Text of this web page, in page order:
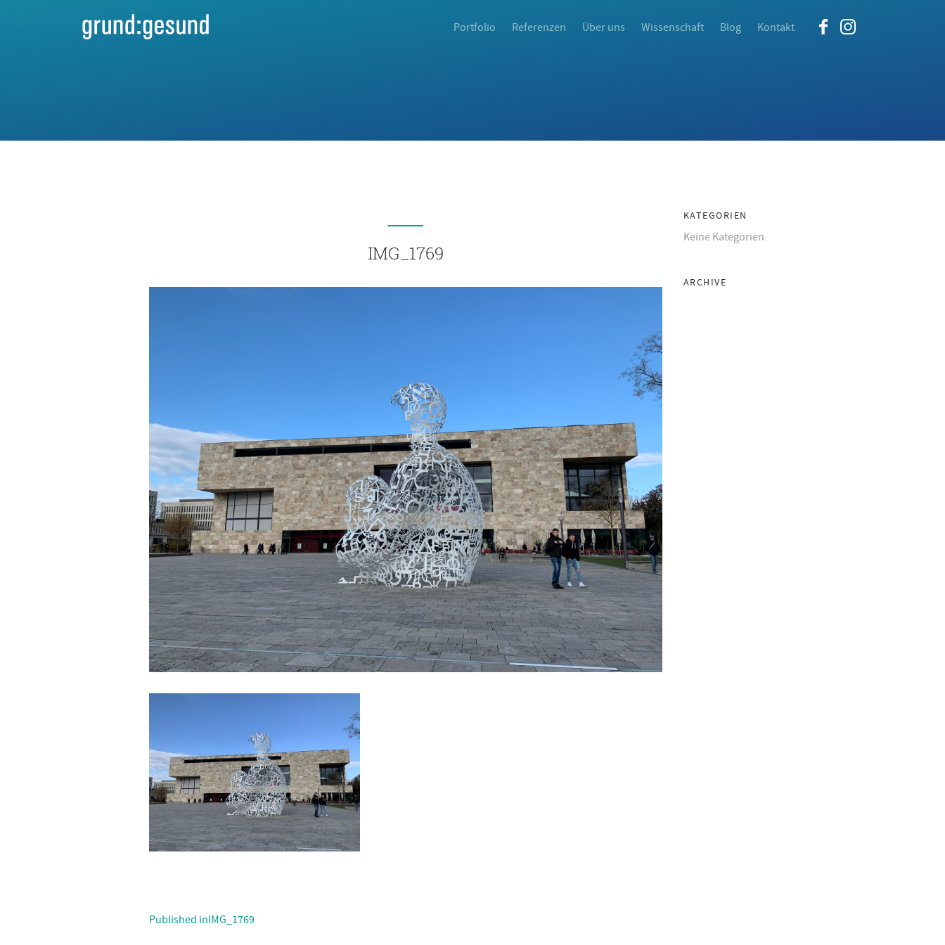
Portfolio Referenzen Über uns Wissenschaft Blog Kontakt
IMG_1769
Published inIMG_1769
KATEGORIEN
Keine Kategorien
ARCHIVE